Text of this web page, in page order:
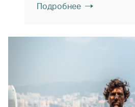
Подробнее